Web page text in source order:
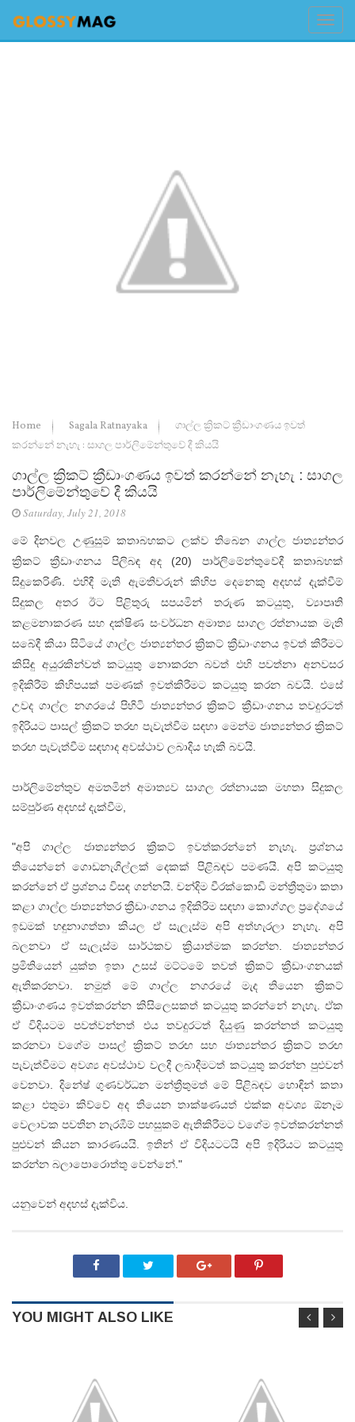
Home Sagala Ratnayaka
ගාල්ල ක්‍රිකට් ක්‍රීඩාංගණය ඉවත්
කරන්නේ නැහැ : සාගල පාර්ලිමේන්තුවේ දී කියයි
ගාල්ල ක්‍රිකට් ක්‍රීඩාංගණය ඉවත් කරන්නේ නැහැ : සාගල
පාර්ලිමේන්තුවේ දී කියයි
Saturday, July 21, 2018
මේ දිනවල උණුසුම් කතාබහකට ලක්ව තිබෙන ගාල්ල ජාත්‍යන්තර
ක්‍රිකට් ක්‍රීඩාංගනය පිලිබඳ අද (20) පාර්ලිමේන්තුවේදී කතාබහක්
සිදුකෙරිණි. එහිදී මැති ඇමතිවරුන් කිහිප දෙනෙකු අදහස් දැක්වීම්
සිදුකල අතර ඊට පිළිතුරු සපයමින් තරුණ කටයුතු, ව්‍යාපෘති
කළමනාකරණ සහ දක්ෂිණ සංවර්ධන අමාත්‍ය සාගල රත්නායක මැති
සබේදී කියා සිටියේ ගාල්ල ජාත්‍යන්තර ක්‍රිකට් ක්‍රීඩාංගනය ඉවත් කිරීමට
කිසිඳු අයුරකින්වත් කටයුතු නොකරන බවත් එහි පවත්නා අනවසර
ඉදිකිරීම් කිහිපයක් පමණක් ඉවත්කිරීමට කටයුතු කරන බවයි. එසේ
උවද ගාල්ල නගරයේ පිහිටි ජාත්‍යන්තර ක්‍රිකට් ක්‍රීඩාංගනය තවදුරටත්
ඉදිරියට පාසල් ක්‍රිකට් තරඟ පැවැත්වීම සඳහා මෙන්ම ජාත්‍යන්තර ක්‍රිකට්
තරඟ පැවැත්වීම සඳහාද අවස්ථාව ලබාදිය හැකි බවයි.
පාර්ලිමේන්තුව අමතමින් අමාත්‍යව සාගල රත්නායක මහතා සිදුකල
සම්පුර්ණ අදහස් දැක්වීම,
"අපි ගාල්ල ජාත්‍යන්තර ක්‍රිකට් ඉවත්කරන්නේ නැහැ. ප්‍රශ්නය
තියෙන්නේ ගොඩනැගිල්ලක් දෙකක් පිළිබඳව පමණයි. අපි කටයුතු
කරන්නේ ඒ ප්‍රශ්නය විසඳ ගන්නයි. චන්දිම වීරක්කොඩි මන්ත්‍රීතුමා කතා
කළා ගාල්ල ජාත්‍යන්තර ක්‍රීඩාංගනය ඉදිකිරිම සඳහා කොග්ගල ප්‍රදේශයේ
ඉඩමක් හඳුනාගත්තා කියල ඒ සැලැස්ම අපි අත්හැරලා නැහැ. අපි
බලනවා ඒ සැලැස්ම සාර්ථකව ක්‍රියාත්මක කරන්න. ජාත්‍යන්තර
ප්‍රමිතියෙන් යුක්ත ඉතා උසස් මට්ටමේ තවත් ක්‍රිකට් ක්‍රීඩාංගනයක්
ඇතිකරනවා. නමුත් මේ ගාල්ල නගරයේ මැද තියෙන ක්‍රිකට්
ක්‍රීඩාංගණය ඉවත්කරන්න කිසිලෙසකත් කටයුතු කරන්නේ නැහැ. ඒක
ඒ විදියටම පවත්වන්නත් එය තවදුරටත් දියුණු කරන්නත් කටයුතු
කරනවා වගේම පාසල් ක්‍රිකට් තරඟ සහ ජාත්‍යන්තර ක්‍රිකට් තරඟ
පැවැත්වීමට අවශ්‍ය අවස්ථාව වලදී ලබාදීමටත් කටයුතු කරන්න පුළුවන්
වෙනවා. දිනේෂ් ගුණවර්ධන මන්ත්‍රීතුමත් මේ පිළිබඳව හොඳින් කතා
කළා එතුමා කිව්වේ අද තියෙන තාක්ෂණයත් එක්ක අවශ්‍ය ඕනෑම
වෙලාවක පවතින නැරඹීම් පහසුකම් ඇතිකිරීමට වගේම ඉවත්කරන්නත්
පුළුවන් කියන කාරණයයි. ඉතින් ඒ විදියටටයි අපි ඉදිරියට කටයුතු
කරන්න බලාපොරොත්තු වෙන්නේ."
යනුවෙන් අදහස් දැක්විය.
YOU MIGHT ALSO LIKE